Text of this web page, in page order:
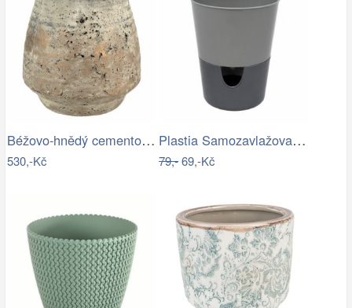
Béžovo-hnědý cementový květináč s…
530,-Kč
Plastia Samozavlažovací květináč…
79,-69,-Kč